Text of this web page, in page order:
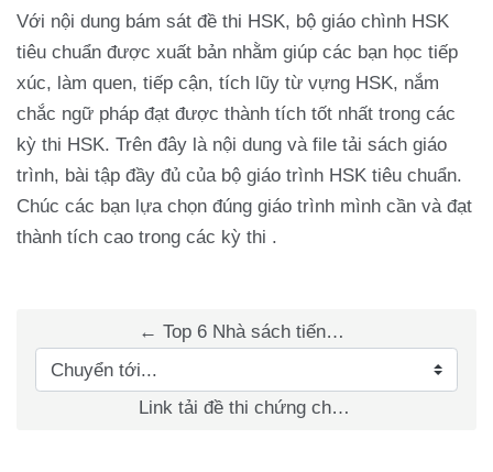
Với nội dung bám sát đề thi HSK, bộ giáo chình HSK
tiêu chuẩn được xuất bản nhằm giúp các bạn học tiếp
xúc, làm quen, tiếp cận, tích lũy từ vựng HSK, nắm
chắc ngữ pháp đạt được thành tích tốt nhất trong các
kỳ thi HSK. Trên đây là nội dung và file tải sách giáo
trình, bài tập đầy đủ của bộ giáo trình HSK tiêu chuẩn.
Chúc các bạn lựa chọn đúng giáo trình mình cần và đạt
thành tích cao trong các kỳ thi .
← Top 6 Nhà sách tiếng Trung lớn nhất tại Việt Nam
Chuyển tới...
Link tải đề thi chứng chỉ tiếng Trung HSK 1 →